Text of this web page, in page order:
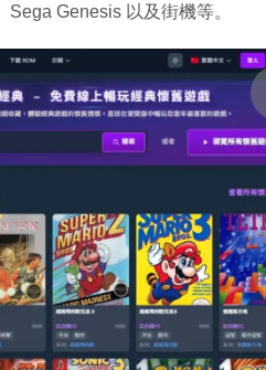
Genesis 以及街機等。